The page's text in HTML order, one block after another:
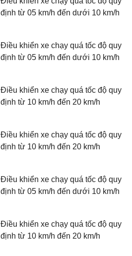
định từ 05 km/h đến dưới 10 km/h
Điều khiển xe chạy quá tốc độ quy
định từ 05 km/h đến dưới 10 km/h
Điều khiển xe chạy quá tốc độ quy
định từ 10 km/h đến 20 km/h
Điều khiển xe chạy quá tốc độ quy
định từ 10 km/h đến 20 km/h
Điều khiển xe chạy quá tốc độ quy
định từ 05 km/h đến dưới 10 km/h
Điều khiển xe chạy quá tốc độ quy
định từ 10 km/h đến 20 km/h